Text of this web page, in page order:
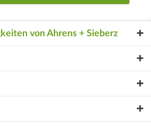
von Ahrens + Sieberz